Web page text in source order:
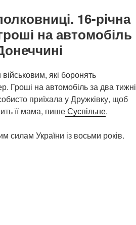
16-річна
на автомобіль
які боронять
Гроші на автомобіль за два тижні
приїхала у Дружківку, щоб
її мама, пишеСуспільне.
силам України із восьми років.